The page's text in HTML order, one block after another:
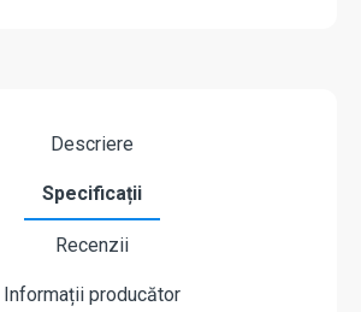
Descriere
Specificații
Recenzii
Informații producător